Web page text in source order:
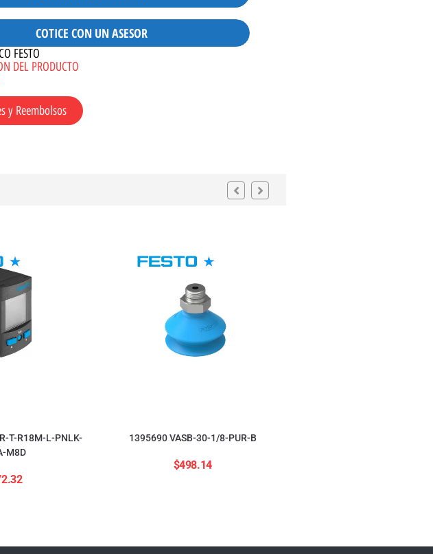
COTICE CON UN ASESOR
FESTO
DEL PRODUCTO
y Reembolsos
T-R18M-L-PNLK-
M8D
1395690 VASB-30-1/8-PUR-B
$498.14